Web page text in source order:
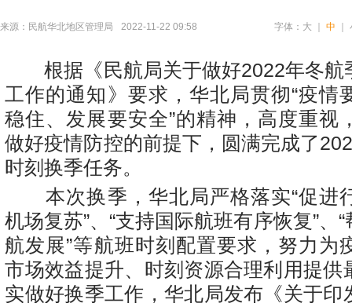
来源：民航华北地区管理局 2022-11-22 09:58 字体： 大 中
根据《民航局关于做好2022年冬航
工作的通知》要求，华北局贯彻“疫情
稳住、发展要安全”的精神，高度重视
做好疫情防控的前提下，圆满完成了
时刻换季任务。
本次换季，华北局严格落实“促进
机场复苏”、“支持国际航班有序恢复”、
航发展”等航班时刻配置要求，努力为
市场效益提升、时刻资源合理利用提供
实做好换季工作，华北局发布《关于印
开